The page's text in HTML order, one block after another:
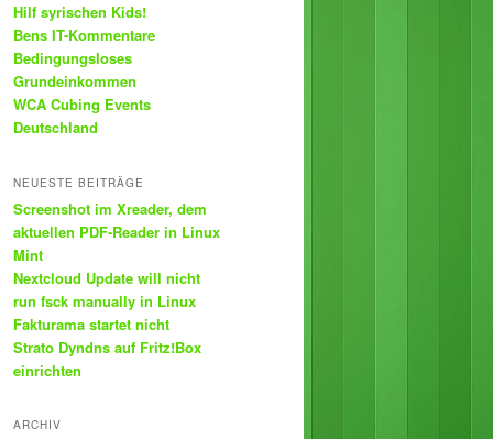
Hilf syrischen Kids!
Bens IT-Kommentare
Bedingungsloses
Grundeinkommen
WCA Cubing Events
Deutschland
NEUESTE BEITRÄGE
Screenshot im Xreader, dem
aktuellen PDF-Reader in Linux
Mint
Nextcloud Update will nicht
run fsck manually in Linux
Fakturama startet nicht
Strato Dyndns auf Fritz!Box
einrichten
ARCHIV